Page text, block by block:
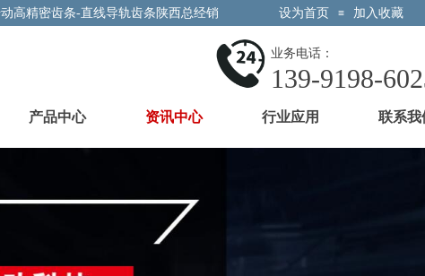
高精密齿条-直线导轨齿条陕西总经销 设为首页 ≡ 加入收藏
产品中心 资讯中心 行业应用 联系我
业务电话：
139-9198-